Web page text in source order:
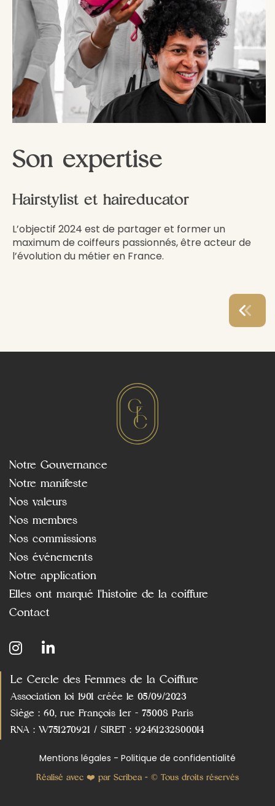
Son expertise
Hairstylist et haireducator
L’objectif 2024 est de partager et former un
maximum de coiffeurs passionnés, être acteur de
l’évolution du métier en France.
Notre Gouvernance
Notre manifeste
Nos valeurs
Nos membres
Nos commissions
Nos événements
Notre application
Elles ont marqué l'histoire de la coiffure
Contact
Le Cercle des Femmes de la Coiffure
Association loi 1901 créée le 05/09/2023
Siège : 60, rue François 1er - 75008 Paris
RNA : W751270921 / SIRET : 92461232800014
Mentions légales - Politique de confidentialité
Réalisé avec ❤️ par Scribea - © Tous droits réservés